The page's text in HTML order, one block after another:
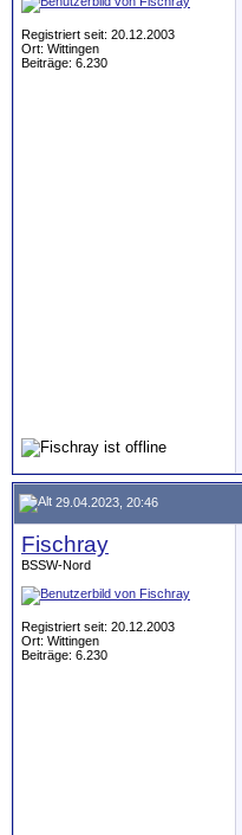
Registriert seit: 20.12.2003
Ort: Wittingen
Beiträge: 6.230
29.04.2023, 20:46
Fischray
BSSW-Nord
Registriert seit: 20.12.2003
Ort: Wittingen
Beiträge: 6.230